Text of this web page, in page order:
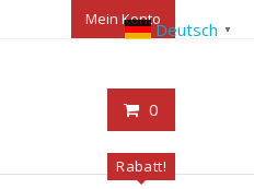
Mein Konto
0
Rabatt!
Deutsch ▼